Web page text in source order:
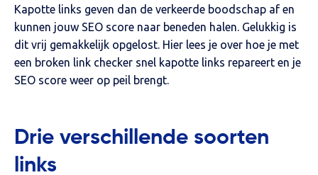
Kapotte links geven dan de verkeerde boodschap af en
kunnen jouw SEO score naar beneden halen. Gelukkig is
dit vrij gemakkelijk opgelost. Hier lees je over hoe je met
een broken link checker snel kapotte links repareert en je
SEO score weer op peil brengt.
Drie verschillende soorten
links